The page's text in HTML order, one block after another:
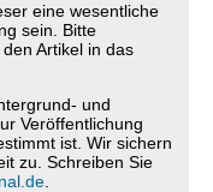
eine wesentliche
sein. Bitte
Artikel in das
und
Veröffentlichung
ist. Wir sichern
zu. Schreiben Sie